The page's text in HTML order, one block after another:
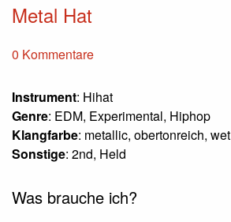
Metal Hat
0 Kommentare
Instrument: Hihat
Genre: EDM, Experimental, Hiphop
Klangfarbe: metallic, obertonreich, wet
Sonstige: 2nd, Held
Was brauche ich?